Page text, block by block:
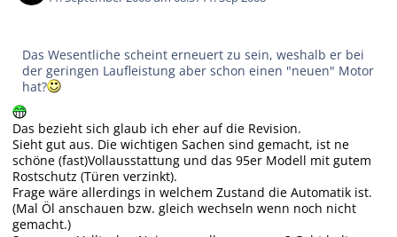
Das Wesentliche scheint erneuert zu sein, weshalb er bei
der geringen Laufleistung aber schon einen "neuen" Motor
hat?
Das bezieht sich glaub ich eher auf die Revision.
Sieht gut aus. Die wichtigen Sachen sind gemacht, ist ne
schöne (fast)Vollausstattung und das 95er Modell mit gutem
Rostschutz (Türen verzinkt).
Frage wäre allerdings in welchem Zustand die Automatik ist.
(Mal Öl anschauen bzw. gleich wechseln wenn noch nicht
gemacht.)